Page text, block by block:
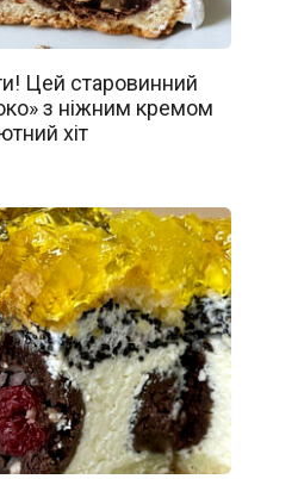
Цей старовинний
з ніжним кремом
хіт